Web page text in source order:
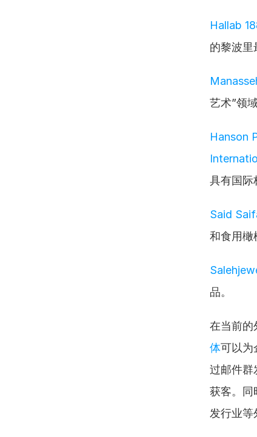
Hallab
的黎波里
艺术”领域
Hanson
具有国际
Said
和食用橄
品。
在当前的
体可以为
过邮件群
获客。同
发行业等